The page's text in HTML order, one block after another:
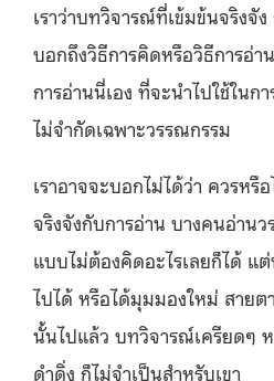
เราว่าบทวิจารณ์ที่เข้มข้นจริงจั
บอกถึงวิธีการคิดหรือวิธีการอ่
การอ่านนี่เอง ที่จะนำไปใช้ในก
ไม่จำกัดเฉพาะวรรณกรรม
เราอาจจะบอกไม่ได้ว่า ควรหรื
จริงจังกับการอ่าน บางคนอ่าน
แบบไม่ต้องคิดอะไรเลยก็ได้ แ
ไปได้ หรือได้มุมมองใหม่ สายต
นั้นไปแล้ว บทวิจารณ์เครียดๆ
ดำดิ่ง ก็ไม่จำเป็นสำหรับเขา